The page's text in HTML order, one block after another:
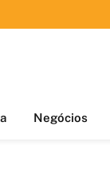
Negócios